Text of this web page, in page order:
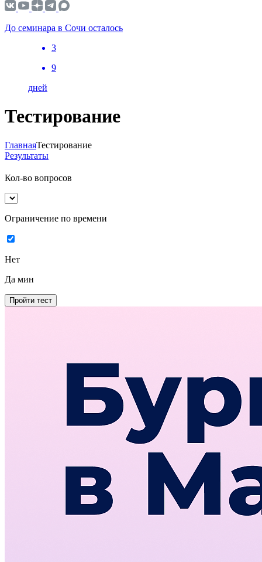
До семинара в Сочи осталось
3
9
дней
Тестирование
ГлавнаяТестирование
Результаты
Кол-во вопросов
Ограничение по времени
Нет
Да мин
Пройти тест